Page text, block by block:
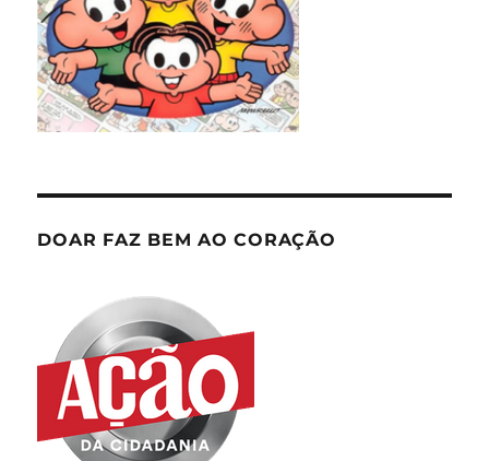
DOAR FAZ BEM AO CORAÇÃO